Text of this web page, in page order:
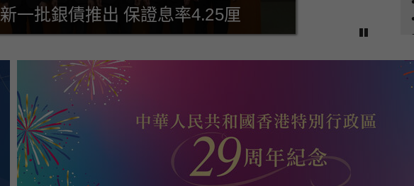
新一批銀債推出 保證息率4.25厘
停止自動
在新視窗開啟連結